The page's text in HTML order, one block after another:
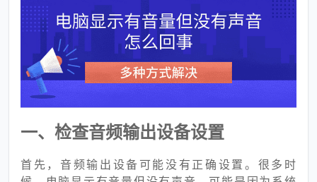
一、检查音频输出设备设置
首先，音频输出设备可能没有正确设置。很多时